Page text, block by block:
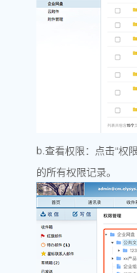
b.查看权限：点击“权
的所有权限记录。